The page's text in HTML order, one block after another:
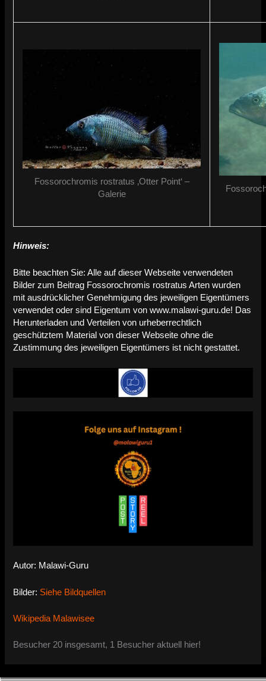
Fossorochromis rostratus ‚Otter Point‘ –
Galerie
Hinweis:
Bitte beachten Sie: Alle auf dieser Webseite verwendeten
Bilder zum Beitrag Fossorochromis rostratus Arten wurden
mit ausdrücklicher Genehmigung des jeweiligen Eigentümers
verwendet oder sind Eigentum von www.malawi-guru.de! Das
Herunterladen und Verteilen von urheberrechtlich
geschütztem Material von dieser Webseite ohne die
Zustimmung des jeweiligen Eigentümers ist nicht gestattet.
Autor: Malawi-Guru
Bilder: Siehe Bildquellen
Wikipedia Malawisee
Besucher 20 insgesamt, 1 Besucher aktuell hier!